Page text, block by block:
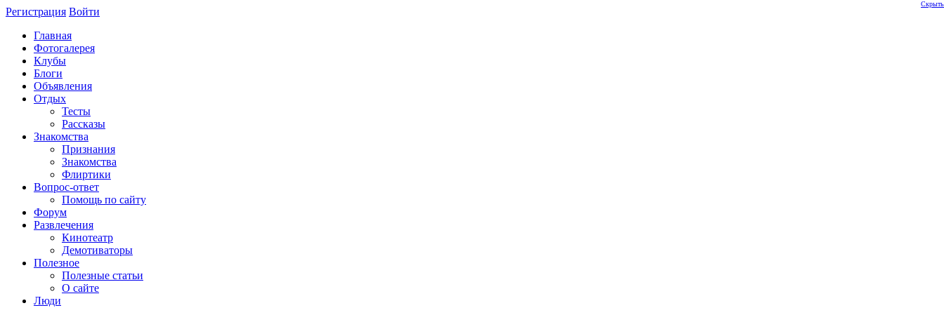
Регистрация Войти
Главная
Фотогалерея
Клубы
Блоги
Объявления
Отдых
Тесты
Рассказы
Знакомства
Признания
Знакомства
Флиртики
Вопрос-ответ
Помощь по сайту
Форум
Развлечения
Кинотеатр
Демотиваторы
Полезное
Полезные статьи
О сайте
Люди
Скрыть